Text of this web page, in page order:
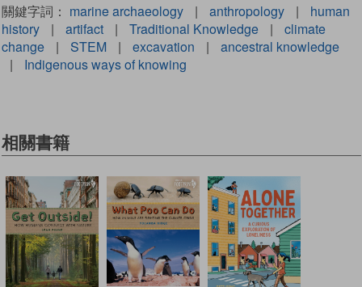
關鍵字詞： marine archaeology | anthropology |
human
history
| artifact | Traditional Knowledge |
climate
change
| STEM | excavation |
ancestral knowledge
|
Indigenous ways of knowing
相關書籍